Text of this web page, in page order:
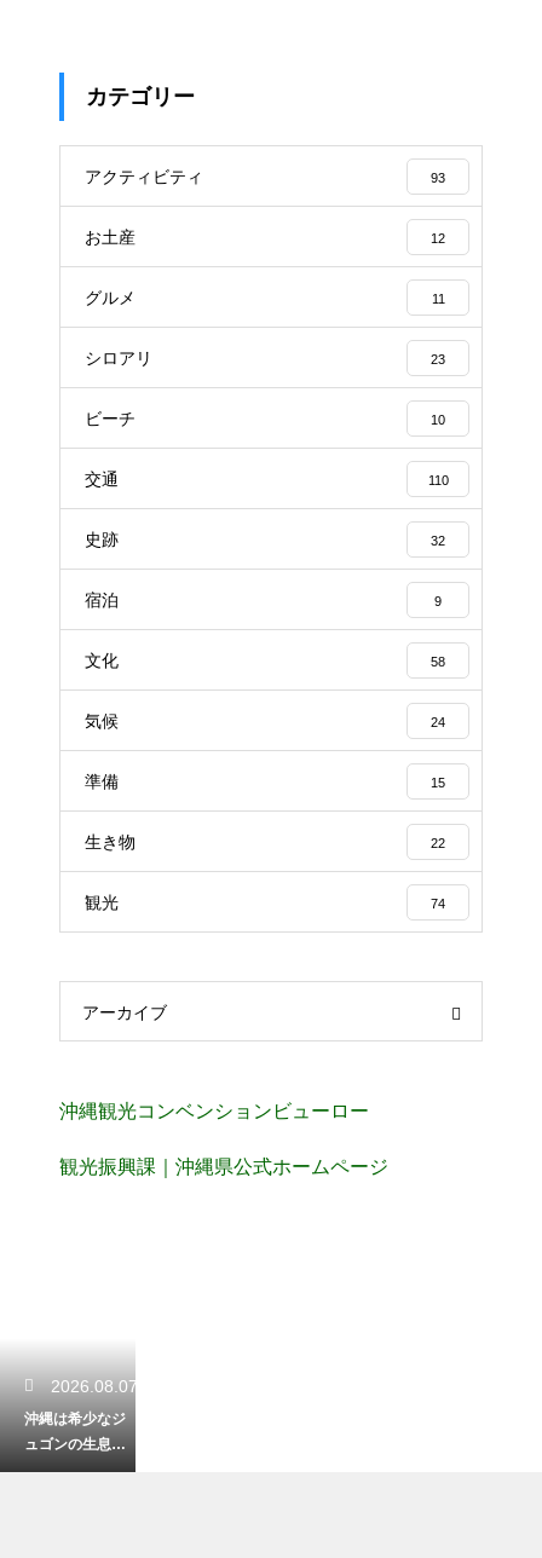
カテゴリー
アクティビティ 93
お土産 12
グルメ 11
シロアリ 23
ビーチ 10
交通 110
史跡 32
宿泊 9
文化 58
気候 24
準備 15
生き物 22
観光 74
アーカイブ
沖縄観光コンベンションビューロー
観光振興課｜沖縄県公式ホームページ
2026.08.07
沖縄は希少なジ
ュゴンの生息
地！絶滅危機か